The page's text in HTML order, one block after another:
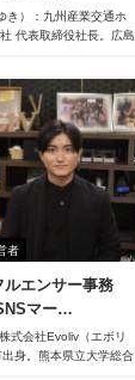
き）：九州産業交通ホ
代表取締役社長。広島
業本部長、HIS JAPAN
長、常務取締役などを
現職に就任。
者
ルエンサー事務
マー…
式会社Evoliv（エボリ
身。熊本県立大学総合